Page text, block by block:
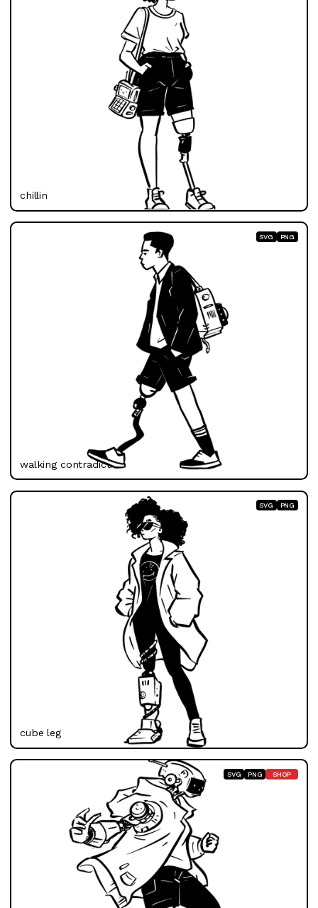
chillin
SVG PNG
walking contradiction
SVG PNG
cube leg
SVG PNG SHOP